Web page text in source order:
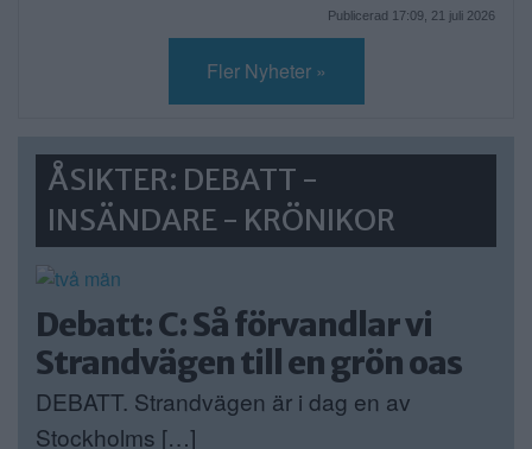
Publicerad 17:09, 21 juli 2026
Fler Nyheter »
ÅSIKTER: DEBATT -
INSÄNDARE - KRÖNIKOR
Debatt: C: Så förvandlar vi
Strandvägen till en grön oas
DEBATT. Strandvägen är i dag en av
Stockholms […]